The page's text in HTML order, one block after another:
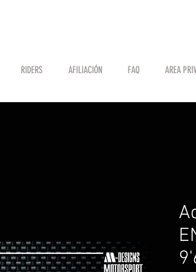
RIDERS AFILIACIÓN FAQ AREA